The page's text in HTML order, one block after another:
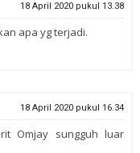
18 April 2020 pukul 13.38
apa yg terjadi.
18 April 2020 pukul 16.34
Omjay sungguh luar